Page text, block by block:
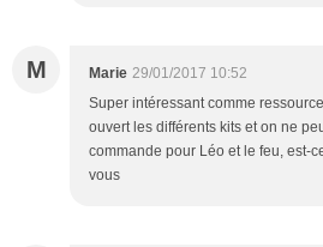
M Marie 29/01/2017 10:52
Super intéressant comme
ouvert les différents kits et on ne
commande pour Léo et le feu, est-
vous